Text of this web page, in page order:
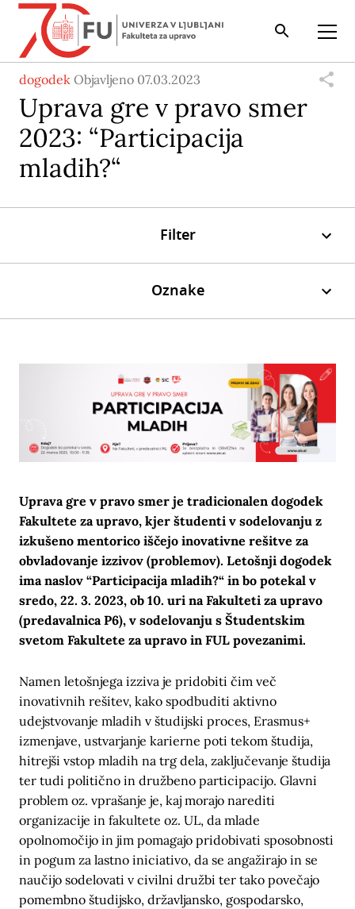
Iskalnik Odpri
dogodek Objavljeno 07.03.2023
Uprava gre v pravo smer
2023: “Participacija
mladih?“
Filter
Oznake
Uprava gre v pravo smer je tradicionalen dogodek
Fakultete za upravo, kjer študenti v sodelovanju z
izkušeno mentorico iščejo inovativne rešitve za
obvladovanje izzivov (problemov). Letošnji dogodek
ima naslov “Participacija mladih?“ in bo potekal v
sredo, 22. 3. 2023, ob 10. uri na Fakulteti za upravo
(predavalnica P6), v sodelovanju s Študentskim
svetom Fakultete za upravo in FUL povezanimi.
Namen letošnjega izziva je pridobiti čim več
inovativnih rešitev, kako spodbuditi aktivno
udejstvovanje mladih v študijski proces, Erasmus+
izmenjave, ustvarjanje karierne poti tekom študija,
hitrejši vstop mladih na trg dela, zaključevanje študija
ter tudi politično in družbeno participacijo. Glavni
problem oz. vprašanje je, kaj morajo narediti
organizacije in fakultete oz. UL, da mlade
opolnomočijo in jim pomagajo pridobivati sposobnosti
in pogum za lastno iniciativo, da se angažirajo in se
naučijo sodelovati v civilni družbi ter tako povečajo
pomembno študijsko, državljansko, gospodarsko,